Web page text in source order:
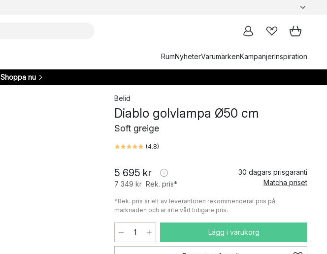
RumNyheterVarumärkenKampanjerInspiration
Shoppa nu
Belid
Diablo golvlampa Ø50 cm
Soft greige
(4.8)
5 695 kr
7 349 kr Rek. pris*
30 dagars prisgaranti
Matcha priset
*Rek. pris är ett av leverantören rekommenderat pris på
marknaden och är inte vårt tidigare pris.
Lägg i varukorg